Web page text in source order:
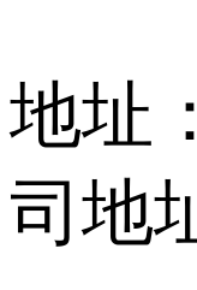
地址
司地